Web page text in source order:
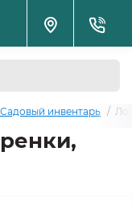
Садовый инвентарь